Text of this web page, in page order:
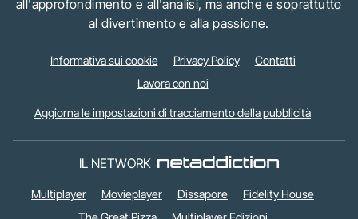
all'approfondimento e all'analisi, ma anche e soprattutto
al divertimento e alla passione.
Informativa sui cookie Privacy Policy
Contatti
Lavora con noi
Aggiorna le impostazioni di tracciamento della pubblicità
IL NETWORK
Multiplayer Movieplayer Dissapore
Fidelity House